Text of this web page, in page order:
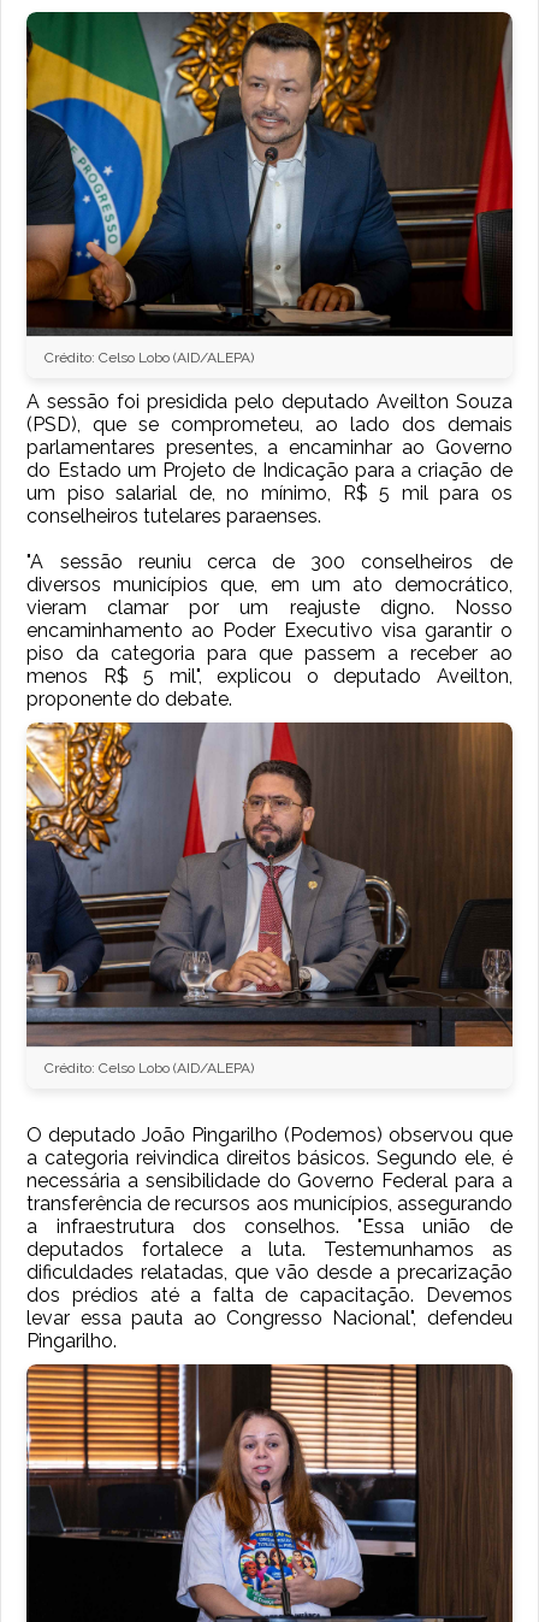
Crédito: Celso Lobo (AID/ALEPA)
A sessão foi presidida pelo deputado Aveilton Souza
(PSD), que se comprometeu, ao lado dos demais
parlamentares presentes, a encaminhar ao Governo
do Estado um Projeto de Indicação para a criação de
um piso salarial de, no mínimo, R$ 5 mil para os
conselheiros tutelares paraenses.
"A sessão reuniu cerca de 300 conselheiros de
diversos municípios que, em um ato democrático,
vieram clamar por um reajuste digno. Nosso
encaminhamento ao Poder Executivo visa garantir o
piso da categoria para que passem a receber ao
menos R$ 5 mil", explicou o deputado Aveilton,
proponente do debate.
Crédito: Celso Lobo (AID/ALEPA)
O deputado João Pingarilho (Podemos) observou que
a categoria reivindica direitos básicos. Segundo ele, é
necessária a sensibilidade do Governo Federal para a
transferência de recursos aos municípios, assegurando
a infraestrutura dos conselhos. "Essa união de
deputados fortalece a luta. Testemunhamos as
dificuldades relatadas, que vão desde a precarização
dos prédios até a falta de capacitação. Devemos
levar essa pauta ao Congresso Nacional", defendeu
Pingarilho.